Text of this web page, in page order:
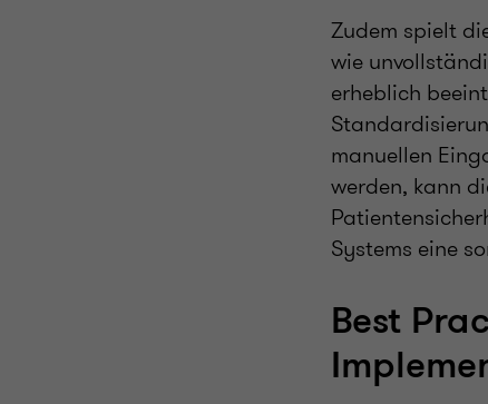
Zudem spielt
wie
erheblich
manuellen
werden, kann
Systems eine
Best